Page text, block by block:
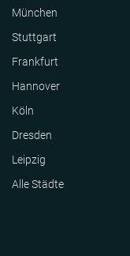
München
Stuttgart
Frankfurt
Hannover
Köln
Dresden
Leipzig
Alle Städte